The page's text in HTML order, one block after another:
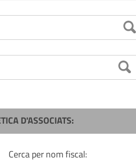
D'ASSOCIATS:
Cerca per nom fiscal: